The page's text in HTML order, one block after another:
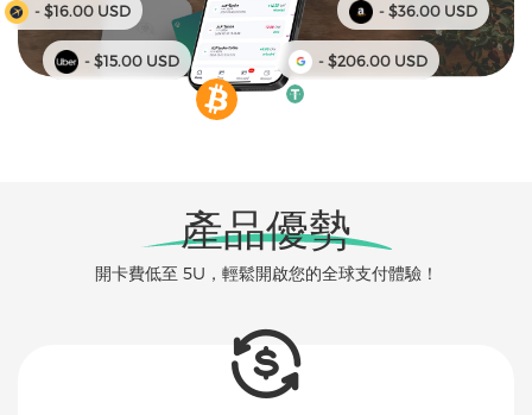
- $16.00 USD
- $15.00 USD
- $36.00 USD
- $206.00 USD
產品優勢
開卡費低至 5U，輕鬆開啟您的全球支付體驗！